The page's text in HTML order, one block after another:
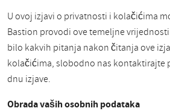
U ovoj izjavi o privatnosti i kolačićima
Bastion provodi ove temeljne
bilo kakvih pitanja nakon čitanja ove
kolačićima, slobodno nas kontaktirajte
dnu izjave.
Obrada vaših osobnih podataka